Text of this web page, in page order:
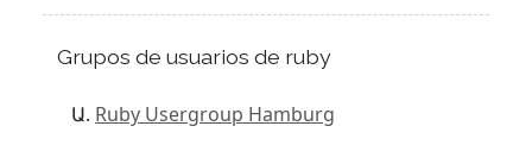
Grupos de usuarios de ruby
Ruby Usergroup Hamburg